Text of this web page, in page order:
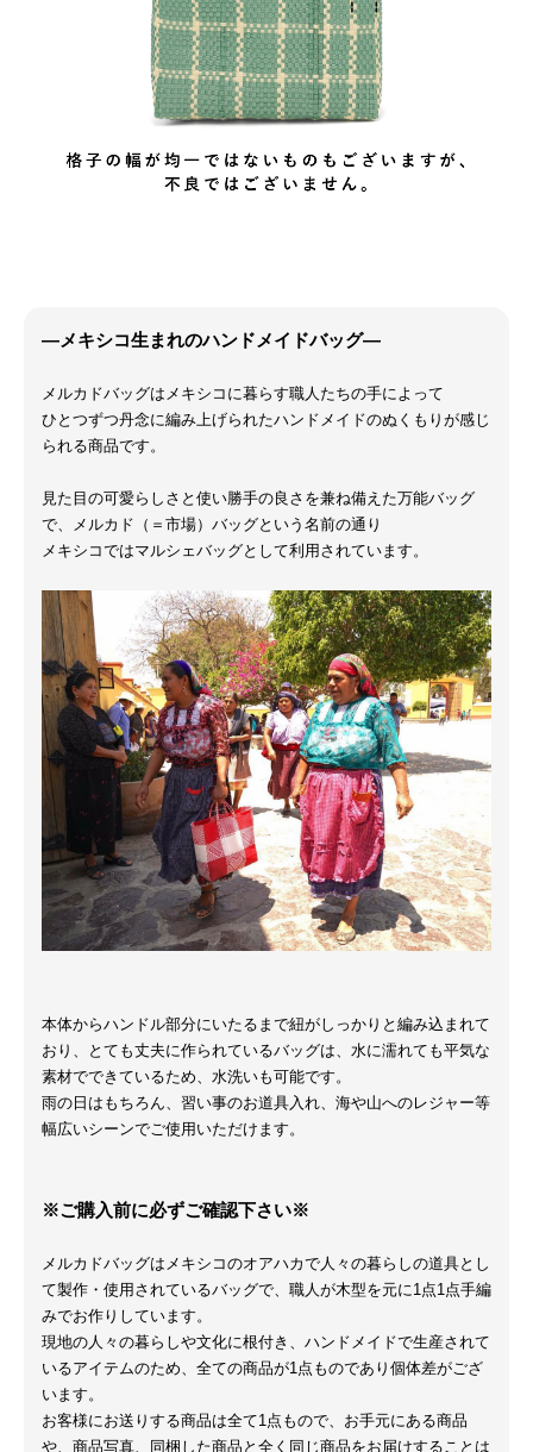
―メキシコ生まれのハンドメイドバッグ―
メルカドバッグはメキシコに暮らす職人たちの手によって
ひとつずつ丹念に編み上げられたハンドメイドのぬくもりが感じ
られる商品です。
見た目の可愛らしさと使い勝手の良さを兼ね備えた万能バッグ
で、メルカド（＝市場）バッグという名前の通り
メキシコではマルシェバッグとして利用されています。
本体からハンドル部分にいたるまで紐がしっかりと編み込まれて
おり、とても丈夫に作られているバッグは、水に濡れても平気な
素材でできているため、水洗いも可能です。
雨の日はもちろん、習い事のお道具入れ、海や山へのレジャー等
幅広いシーンでご使用いただけます。
※ご購入前に必ずご確認下さい※
メルカドバッグはメキシコのオアハカで人々の暮らしの道具とし
て製作・使用されているバッグで、職人が木型を元に1点1点手編
みでお作りしています。
現地の人々の暮らしや文化に根付き、ハンドメイドで生産されて
いるアイテムのため、全ての商品が1点ものであり個体差がござ
います。
お客様にお送りする商品は全て1点もので、お手元にある商品
や、商品写真、同梱した商品と全く同じ商品をお届けすることは